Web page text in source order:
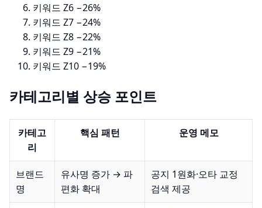
키워드 Z6 −26%
키워드 Z7 −24%
키워드 Z8 −22%
키워드 Z9 −21%
키워드 Z10 −19%
카테고리별 상승 포인트
카테고
리
핵심 패턴 운영 메모
브랜드
명
유사명 증가 → 파
편화 확대
공지 1원화·오타 교정
검색 제공